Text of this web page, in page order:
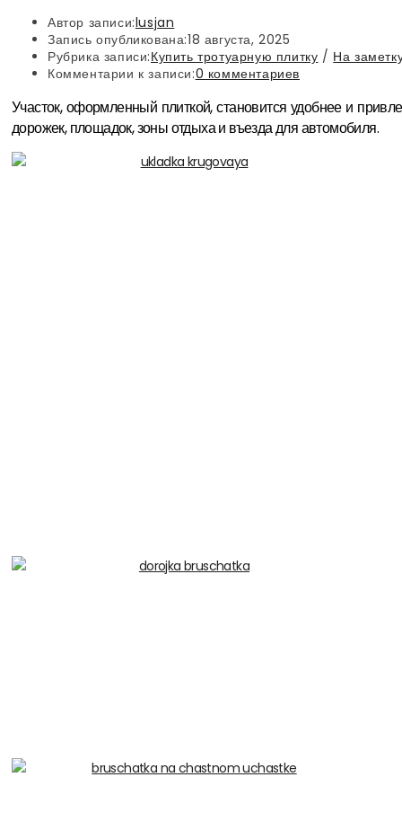
Автор записи:lusjan
Запись опубликована:18 августа, 2025
Рубрика записи:Купить тротуарную плитку / На
Комментарии к записи:0 комментариев
Участок, оформленный плиткой, становится удобнее и
дорожек, площадок, зоны отдыха и въезда для автомобиля.